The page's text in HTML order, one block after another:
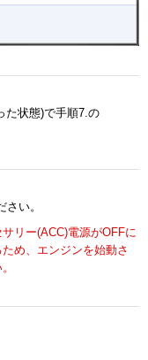
た状態)で手順7.の
い。
リー(ACC)電源がOFFに
め、エンジンを始動さ